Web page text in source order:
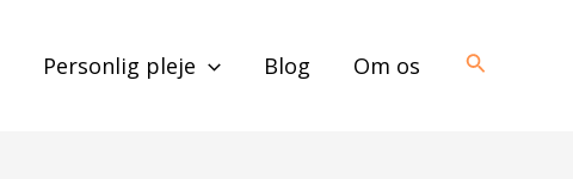
Personlig pleje Blog Om os Søg